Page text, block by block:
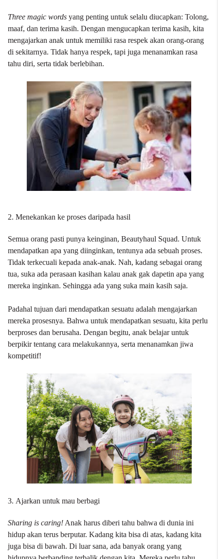
Three magic words yang penting untuk selalu diucapkan: Tolong,
maaf, dan terima kasih. Dengan mengucapkan terima kasih, kita
mengajarkan anak untuk memiliki rasa respek akan orang-orang
di sekitarnya. Tidak hanya respek, tapi juga menanamkan rasa
tahu diri, serta tidak berlebihan.
2. Menekankan ke proses daripada hasil
Semua orang pasti punya keinginan, Beautyhaul Squad. Untuk
mendapatkan apa yang diinginkan, tentunya ada sebuah proses.
Tidak terkecuali kepada anak-anak. Nah, kadang sebagai orang
tua, suka ada perasaan kasihan kalau anak gak dapetin apa yang
mereka inginkan. Sehingga ada yang suka main kasih saja.
Padahal tujuan dari mendapatkan sesuatu adalah mengajarkan
mereka prosesnya. Bahwa untuk mendapatkan sesuatu, kita perlu
berproses dan berusaha. Dengan begitu, anak belajar untuk
berpikir tentang cara melakukannya, serta menanamkan jiwa
kompetitif!
3. Ajarkan untuk mau berbagi
Sharing is caring! Anak harus diberi tahu bahwa di dunia ini
hidup akan terus berputar. Kadang kita bisa di atas, kadang kita
juga bisa di bawah. Di luar sana, ada banyak orang yang